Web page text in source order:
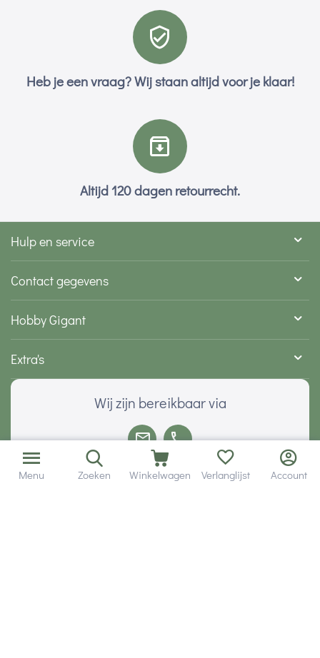
Heb je een vraag? Wij staan altijd voor je klaar!
Altijd 120 dagen retourrecht.
Hulp en service
Contact gegevens
Hobby Gigant
Extra's
Wij zijn bereikbaar via
Menu Zoeken Winkelwagen Verlanglijst Account